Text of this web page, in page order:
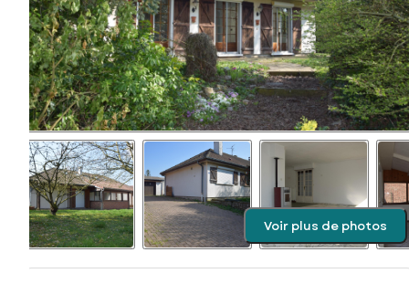
Voir plus de photos